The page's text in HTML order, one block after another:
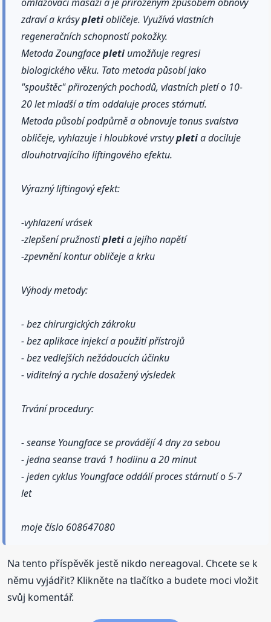
zdraví a krásypletiobličeje. Využívá vlastních
regeneračních schopností pokožky.
Metoda Zoungfacepleti umožňuje regresi
biologického věku. Tato metoda působí jako
"spouštěc" přirozených pochodů, vlastních pletí o 10-
20 let mladší a tím oddaluje proces stárnutí.
Metoda působí podpůrně a obnovuje tonus svalstva
obličeje, vyhlazuje i hloubkové vrstvypletia dociluje
dlouhotrvajícího liftingového efektu.
Výrazný liftingový efekt:
-vyhlazení vrásek
-zlepšení pružnostipletia jejího napětí
-zpevnění kontur obličeje a krku
Výhody metody:
- bez chirurgických zákroku
- bez aplikace injekcí a použití přístrojů
- bez vedlejších nežádoucích účinku
- viditelný a rychle dosažený výsledek
Trvání procedury:
- seanse Youngface se provádějí 4 dny za sebou
- jedna seanse travá 1 hodiinu a 20 minut
- jeden cyklus Youngface oddálí proces stárnutí o 5-7
let
moje číslo 608647080
Na tento příspěvěk jestě nikdo nereagoval. Chcete se k
němu vyjádřit? Klikněte na tlačítko a budete moci vložit
svůj komentář.